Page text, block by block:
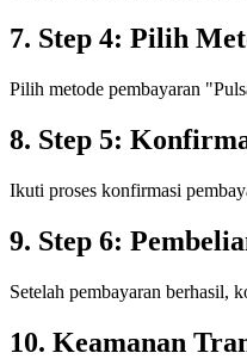
7. Step 4: Pilih
Pilih metode pembayaran
8. Step 5:
Ikuti proses konfirmasi
9. Step 6:
Setelah pembayaran berhasil,
10. Keamanan